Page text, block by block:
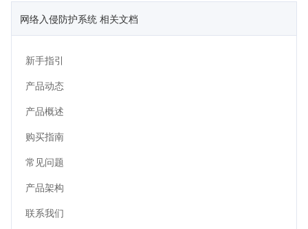
网络入侵防护系统 相关文档
新手指引
产品动态
产品概述
购买指南
常见问题
产品架构
联系我们